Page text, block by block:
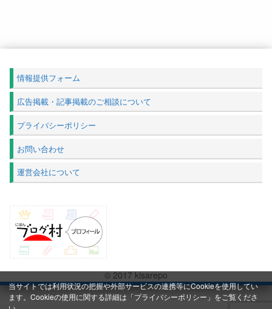
当サイトでは利用状況の把握や外部サービスの連携等にCookieを使用してい
ます。Cookieの使用に関する詳細は「プライバシーポリシー 」をご覧くださ
情報提供フォーム
広告掲載・記事掲載のご相談について
プライバシーポリシー
お問い合わせ
運営会社について
© 2017 kisarepo